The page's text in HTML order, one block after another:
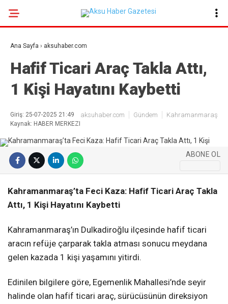
WhatsApp İhbar
Hattı
KAHRAMANMARAŞ
GÜNDEM
POLITIKA
DÜNYA
SPOR
SERVISLER
KÜNYE
KAHRAMANMARAŞ
Ana Sayfa › aksuhaber.com
Hafif Ticari Araç Takla Attı,
1 Kişi Hayatını Kaybetti
Giriş: 25-07-2025 21:49
Kaynak: HABER MERKEZI
aksuhaber.com Gündem Kahramanmaraş
ABONE OL
Kahramanmaraş’ta Feci Kaza: Hafif Ticari Araç Takla
Attı, 1 Kişi Hayatını Kaybetti
Kahramanmaraş’ın Dulkadiroğlu ilçesinde hafif ticari
aracın refüje çarparak takla atması sonucu meydana
gelen kazada 1 kişi yaşamını yitirdi.
Edinilen bilgilere göre, Egemenlik Mahallesi’nde seyir
halinde olan hafif ticari araç, sürücüsünün direksiyon